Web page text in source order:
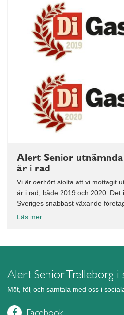
Alert Senior
år i rad
Vi är oerhört stolta att vi mottagit
år i rad, både 2019 och 2020. Det
Sveriges snabbast växande
Läs mer
Alert Senior Trelleborg i
Möt, följ och samtala med oss i
Facebook